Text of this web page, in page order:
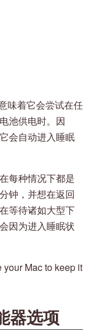
味着它会尝试在任
池供电时。因
会自动进入睡眠
每种情况下都是
钟，并想在返回
等待诸如大型下
因为进入睡眠状
Mac to keep it
器选项